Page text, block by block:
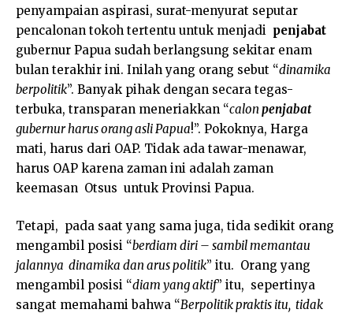
penyampaian aspirasi, surat-menyurat seputar
pencalonan tokoh tertentu untuk menjadi penjabat
gubernur Papua sudah berlangsung sekitar enam
bulan terakhir ini. Inilah yang orang sebut “dinamika
berpolitik”. Banyak pihak dengan secara tegas-
terbuka, transparan meneriakkan “calon penjabat
gubernur harus orang asli Papua!”. Pokoknya, Harga
mati, harus dari OAP. Tidak ada tawar-menawar,
harus OAP karena zaman ini adalah zaman
keemasan Otsus untuk Provinsi Papua.
Tetapi, pada saat yang sama juga, tida sedikit orang
mengambil posisi “berdiam diri – sambil memantau
jalannya dinamika dan arus politik” itu. Orang yang
mengambil posisi “diam yang aktif” itu, sepertinya
sangat memahami bahwa “Berpolitik praktis itu, tidak